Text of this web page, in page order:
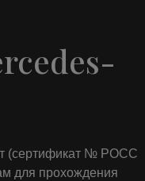
(сертификат № РОСС
для прохождения